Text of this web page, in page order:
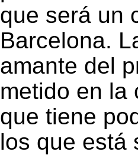
que será un
Barcelona.
amante del
metido en la
que tiene
los que está